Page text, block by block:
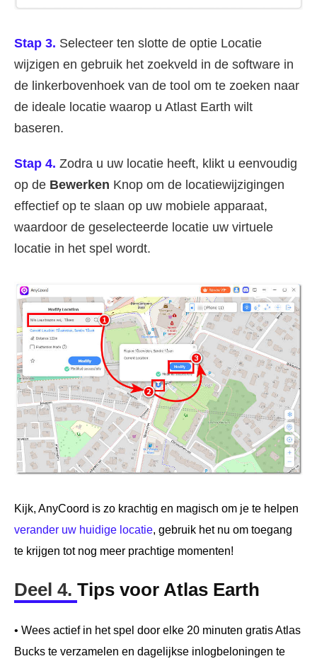
Stap 3. Selecteer ten slotte de optie Locatie
wijzigen en gebruik het zoekveld in de software in
de linkerbovenhoek van de tool om te zoeken naar
de ideale locatie waarop u Atlast Earth wilt
baseren.
Stap 4. Zodra u uw locatie heeft, klikt u eenvoudig
op de Bewerken Knop om de locatiewijzigingen
effectief op te slaan op uw mobiele apparaat,
waardoor de geselecteerde locatie uw virtuele
locatie in het spel wordt.
Kijk, AnyCoord is zo krachtig en magisch om je te helpen
verander uw huidige locatie, gebruik het nu om toegang
te krijgen tot nog meer prachtige momenten!
Deel 4. Tips voor Atlas Earth
• Wees actief in het spel door elke 20 minuten gratis Atlas
Bucks te verzamelen en dagelijkse inlogbeloningen te